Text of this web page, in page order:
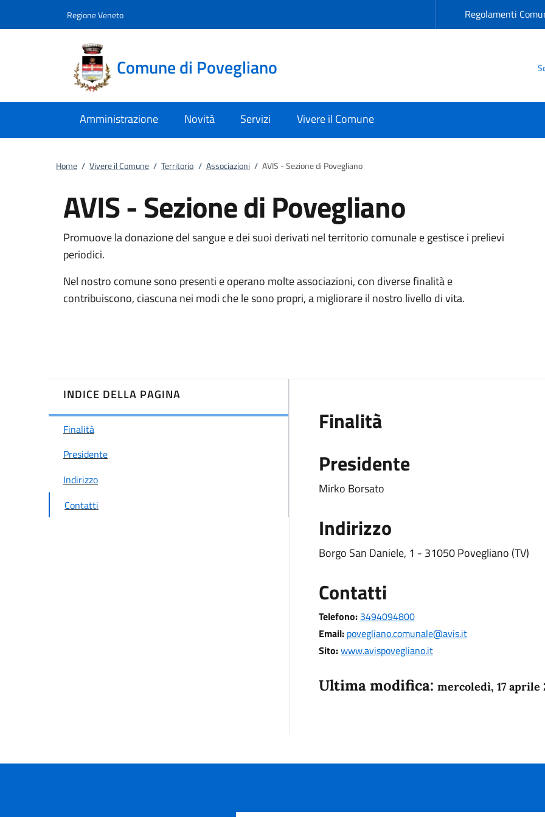
Regione Veneto Regolamenti
Comune di Povegliano
Amministrazione Novità Servizi Vivere il Comune
Home / Vivere il Comune / Territorio / Associazioni / AVIS - Sezione di Povegliano
AVIS - Sezione di Povegliano
Promuove la donazione del sangue e dei suoi derivati nel territorio comunale e gestisce i prelievi
periodici.
Nel nostro comune sono presenti e operano molte associazioni, con diverse finalità e
contribuiscono, ciascuna nei modi che le sono propri, a migliorare il nostro livello di vita.
INDICE DELLA PAGINA
Finalità
Presidente
Indirizzo
Contatti
Finalità
Presidente
Mirko Borsato
Indirizzo
Borgo San Daniele, 1 - 31050 Povegliano (TV)
Contatti
Telefono: 3494094800
Email: povegliano.comunale@avis.it
Sito:www.avispovegliano.it
Ultima modifica: mercoledì, 17 aprile